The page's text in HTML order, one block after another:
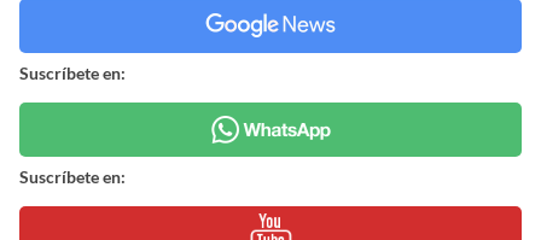
Suscríbete en:
Suscríbete en: